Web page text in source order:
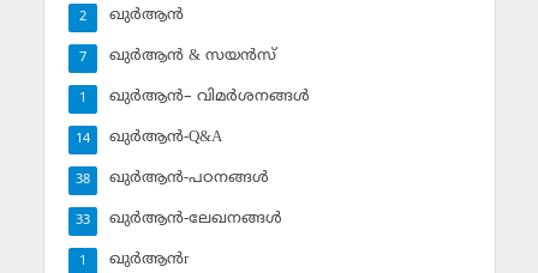
ഖുര്‍ആന്‍
2
ഖുര്‍ആന്‍ & സയന്‍സ്‌
7
ഖുര്‍ആന്‍– വിമര്‍ശനങ്ങള്‍
1
ഖുര്‍ആന്‍-Q&A
14
ഖുര്‍ആന്‍-പഠനങ്ങള്‍
38
ഖുര്‍ആന്‍-ലേഖനങ്ങള്‍
33
ഖുര്‍ആന്‍r
1